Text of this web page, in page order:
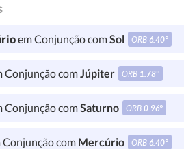
em Conjunção comSol ORB6.40°
Conjunção comJúpiter ORB 1.78°
Conjunção comSaturno ORB0.96°
Conjunção com Mercúrio ORB6.40°